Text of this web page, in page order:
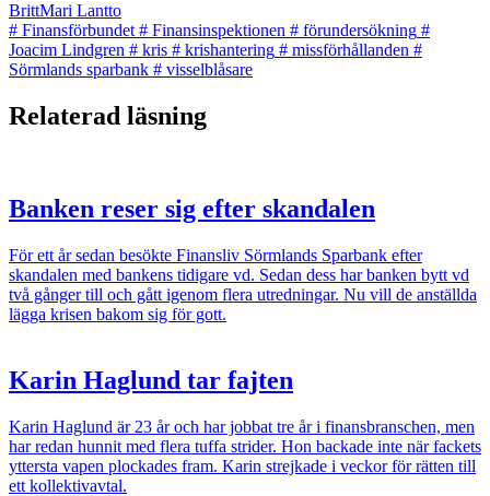
BrittMari Lantto
# Finansförbundet # Finansinspektionen # förundersökning #
Joacim Lindgren # kris # krishantering # missförhållanden #
Sörmlands sparbank # visselblåsare
Relaterad läsning
Banken reser sig efter skandalen
För ett år sedan besökte Finansliv Sörmlands Sparbank efter
skandalen med bankens tidigare vd. Sedan dess har banken bytt vd
två gånger till och gått igenom flera utredningar. Nu vill de anställda
lägga krisen bakom sig för gott.
Karin Haglund tar fajten
Karin Haglund är 23 år och har jobbat tre år i finansbranschen, men
har redan hunnit med flera tuffa strider. Hon backade inte när fackets
yttersta vapen plockades fram. Karin strejkade i veckor för rätten till
ett kollektivavtal.